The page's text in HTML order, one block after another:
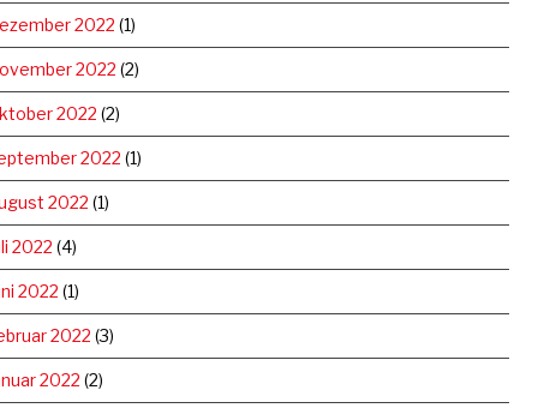
2022 (1)
2022 (2)
2022 (2)
2022 (1)
2022 (1)
2022 (4)
2022 (1)
2022 (3)
2022 (2)